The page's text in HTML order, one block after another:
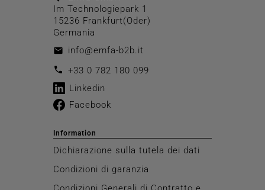
Im Technologiepark 1
15236 Frankfurt(Oder)
Germania
email info@emfa-b2b.it
call +33 0 782 180 099
Linkedin
Facebook
Information
Dichiarazione sulla tutela dei dati
Condizioni di garanzia